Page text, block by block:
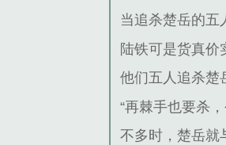
当追杀楚岳的五
陆铁可是货真价
他们五人追杀楚
“再棘手也要杀
不多时，楚岳就